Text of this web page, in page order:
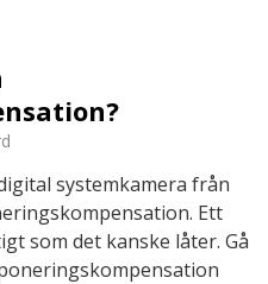
systemkamera från
Ett
som det kanske låter. Gå